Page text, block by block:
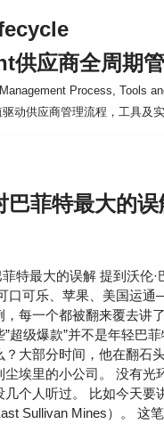
供应商全周期
Process, Tools
动供应商管理流程，工具及
巴菲特最大的误
特最大的误解 提到沃伦·
口可乐、苹果、美国运
，每一个都被翻来覆去讲
超级爆款”并不是年轻巴
？大部分时间，他在翻
尘埃里的小公司。 没有光
几个人听过。 比如今天
Sullivan Mines）。 这